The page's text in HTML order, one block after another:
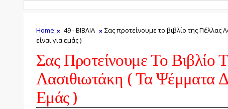
Home 49 - ΒΙΒΛΙΑ
Σας προτείνουμε το βιβλίο της Πέλλας
είναι για εμάς )
Σας Προτείνουμε Το Βιβλίο
Λασιθιωτάκη ( Τα Ψέμματα
Εμάς )